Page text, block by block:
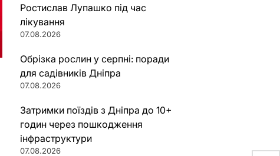
Ростислав Лупашко під час
лікування
07.08.2026
Обрізка рослин у серпні: поради
для садівників Дніпра
07.08.2026
Затримки поїздів з Дніпра до 10+
годин через пошкодження
інфраструктури
07.08.2026